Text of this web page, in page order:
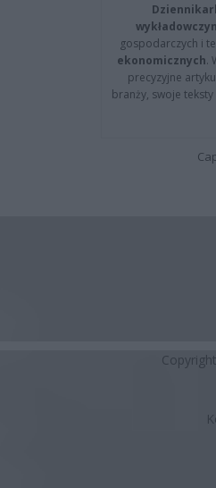
gospodarczych i
ekonomicznych.
precyzyjne
branży, swoje